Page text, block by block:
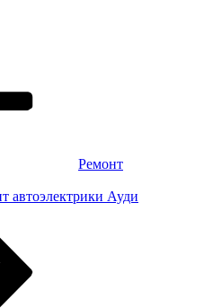
Ремонт
автоэлектрики Ауди